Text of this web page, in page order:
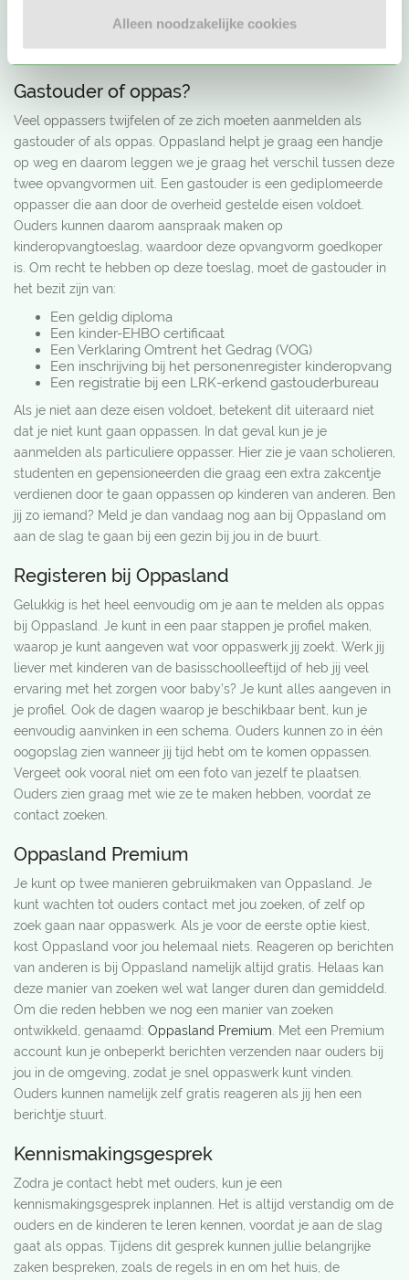
Alleen noodzakelijke cookies
leuke samenwerkingen kunnen ontstaan. Ben jij op zoek naar
leuk oppaswerk? Meld je dan vandaag nog aan bij Oppasland.
Gastouder of oppas?
Veel oppassers twijfelen of ze zich moeten aanmelden als
gastouder of als oppas. Oppasland helpt je graag een handje
op weg en daarom leggen we je graag het verschil tussen deze
twee opvangvormen uit. Een gastouder is een gediplomeerde
oppasser die aan door de overheid gestelde eisen voldoet.
Ouders kunnen daarom aanspraak maken op
kinderopvangtoeslag, waardoor deze opvangvorm goedkoper
is. Om recht te hebben op deze toeslag, moet de gastouder in
het bezit zijn van:
Een geldig diploma
Een kinder-EHBO certificaat
Een Verklaring Omtrent het Gedrag (VOG)
Een inschrijving bij het personenregister kinderopvang
Een registratie bij een LRK-erkend gastouderbureau
Als je niet aan deze eisen voldoet, betekent dit uiteraard niet
dat je niet kunt gaan oppassen. In dat geval kun je je
aanmelden als particuliere oppasser. Hier zie je vaan scholieren,
studenten en gepensioneerden die graag een extra zakcentje
verdienen door te gaan oppassen op kinderen van anderen. Ben
jij zo iemand? Meld je dan vandaag nog aan bij Oppasland om
aan de slag te gaan bij een gezin bij jou in de buurt.
Registeren bij Oppasland
Gelukkig is het heel eenvoudig om je aan te melden als oppas
bij Oppasland. Je kunt in een paar stappen je profiel maken,
waarop je kunt aangeven wat voor oppaswerk jij zoekt. Werk jij
liever met kinderen van de basisschoolleeftijd of heb jij veel
ervaring met het zorgen voor baby’s? Je kunt alles aangeven in
je profiel. Ook de dagen waarop je beschikbaar bent, kun je
eenvoudig aanvinken in een schema. Ouders kunnen zo in één
oogopslag zien wanneer jij tijd hebt om te komen oppassen.
Vergeet ook vooral niet om een foto van jezelf te plaatsen.
Ouders zien graag met wie ze te maken hebben, voordat ze
contact zoeken.
Oppasland Premium
Je kunt op twee manieren gebruikmaken van Oppasland. Je
kunt wachten tot ouders contact met jou zoeken, of zelf op
zoek gaan naar oppaswerk. Als je voor de eerste optie kiest,
kost Oppasland voor jou helemaal niets. Reageren op berichten
van anderen is bij Oppasland namelijk altijd gratis. Helaas kan
deze manier van zoeken wel wat langer duren dan gemiddeld.
Om die reden hebben we nog een manier van zoeken
ontwikkeld, genaamd: Oppasland Premium . Met een Premium
account kun je onbeperkt berichten verzenden naar ouders bij
jou in de omgeving, zodat je snel oppaswerk kunt vinden.
Ouders kunnen namelijk zelf gratis reageren als jij hen een
berichtje stuurt.
Kennismakingsgesprek
Zodra je contact hebt met ouders, kun je een
kennismakingsgesprek inplannen. Het is altijd verstandig om de
ouders en de kinderen te leren kennen, voordat je aan de slag
gaat als oppas. Tijdens dit gesprek kunnen jullie belangrijke
zaken bespreken, zoals de regels in en om het huis, de